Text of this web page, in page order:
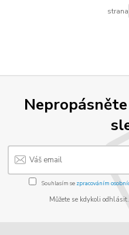
strana
Souhlasím se zpracováním
Můžete se kdykoli